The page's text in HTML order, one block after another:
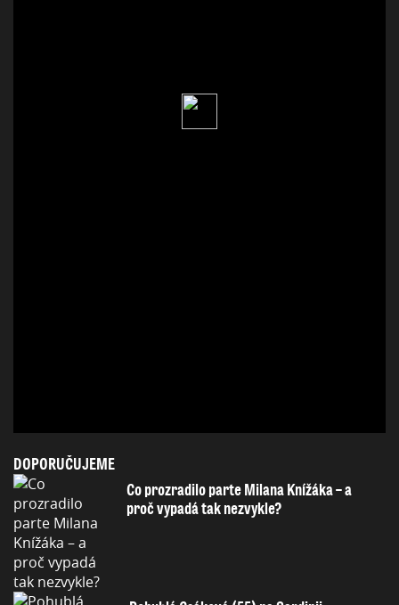
DOPORUČUJEME
Co prozradilo parte Milana Knížáka – a
proč vypadá tak nezvykle?